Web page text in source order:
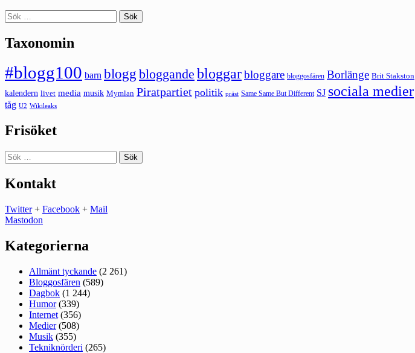
Sök
efter:
Taxonomin
#blogg100 barn blogg bloggande bloggarbloggare bloggosfären Borlänge Brit Stakston
kalendern livet media musik Mymlan Piratpartiet politik präst Same Same But Different SJ sociala medier
tåg U2 Wikileaks
Frisöket
Sök
efter:
Kontakt
Twitter+ Facebook + Mail
Mastodon
Kategorierna
Allmänt tyckande (2 261)
Bloggosfären (589)
Dagbok (1 244)
Humor(339)
Internet (356)
Medier(508)
Musik (355)
Tekniknörderi (265)